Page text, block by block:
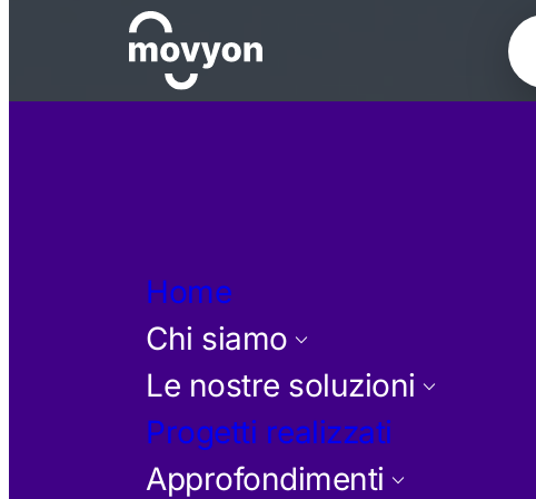
Home
Chi siamo keyboard_arrow_down
Le nostre soluzioni keyboard_arrow_down
Progetti realizzati
Approfondimenti keyboard_arrow_down